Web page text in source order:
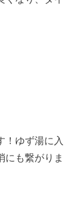
！ゆず湯に入
にも繋がりま